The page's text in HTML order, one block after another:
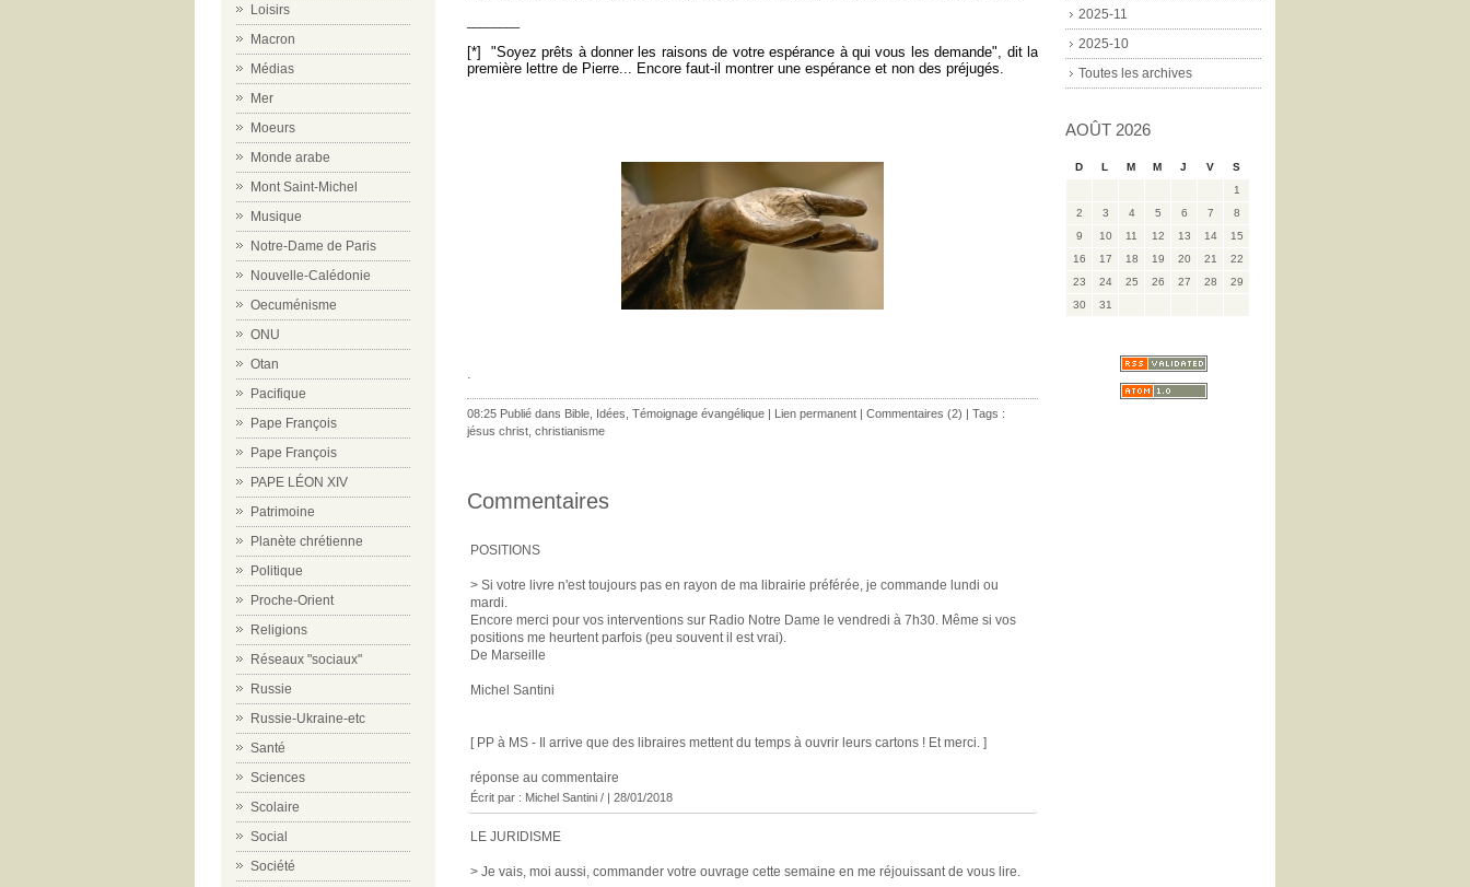
Loisirs
Macron
Médias
Mer
Moeurs
Monde arabe
Mont Saint-Michel
Musique
Notre-Dame de Paris
Nouvelle-Calédonie
Oecuménisme
ONU
Otan
Pacifique
Pape François
Pape François
PAPE LÉON XIV
Patrimoine
Planète chrétienne
Politique
Proche-Orient
Religions
Réseaux "sociaux"
Russie
Russie-Ukraine-etc
Santé
Sciences
Scolaire
Social
Société
2025-11
2025-10
Toutes les archives
AOÛT 2026
D L M M J V
S
1
2
3 4 5 6 7
8
9
10 11 12 13 14
15
16
17 18 19 20 21
22
23
24 25 26 27 28
29
30
31
[*] "Soyez prêts à donner les raisons de votre espérance à qui vous les demande", dit la
première lettre de Pierre... Encore faut-il montrer une espérance et non des préjugés.
08:25 Publié dans Bible Idées Témoignage évangélique | Lien permanent | Commentaires (2) | Tags :
jésus christ christianisme
Commentaires
POSITIONS
> Si votre livre n'est toujours pas en rayon de ma librairie préférée, je commande lundi ou
mardi.
Encore merci pour vos interventions sur Radio Notre Dame le vendredi à 7h30. Même si vos
positions me heurtent parfois (peu souvent il est vrai).
De Marseille
Michel Santini
[ PP à MS - Il arrive que des libraires mettent du temps à ouvrir leurs cartons ! Et merci. ]
réponse au commentaire
Écrit par : Michel Santini / | 28/01/2018
LE JURIDISME
> Je vais, moi aussi, commander votre ouvrage cette semaine en me réjouissant de vous lire.